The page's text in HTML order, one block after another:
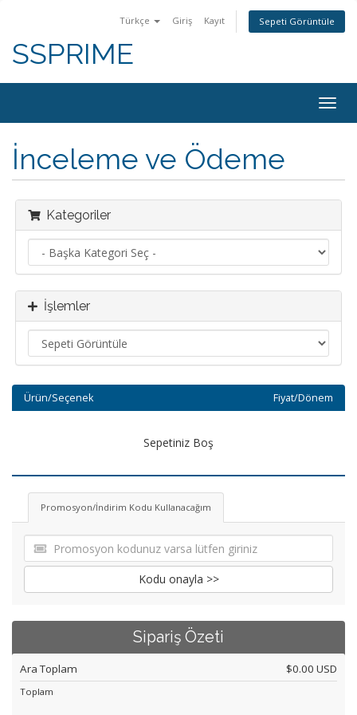
Türkçe Giriş Kayıt Sepeti Görüntüle
SSPRIME
İnceleme ve Ödeme
Kategoriler
İşlemler
Ürün/Seçenek Fiyat/Dönem
Sepetiniz Boş
Promosyon/İndirim Kodu Kullanacağım
Kodu onayla >>
Sipariş Özeti
Ara Toplam $0.00 USD
Toplam